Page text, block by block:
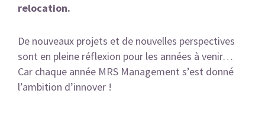
relocation.
De nouveaux projets et de nouvelles perspectives
sont en pleine réflexion pour les années à venir…
Car chaque année MRS Management s’est donné
l’ambition d’innover !